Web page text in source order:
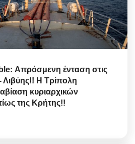
Απρόσμενη ένταση στις
Λιβύης!! Η Τρίπολη
κυριαρχικών
της Κρήτης!!